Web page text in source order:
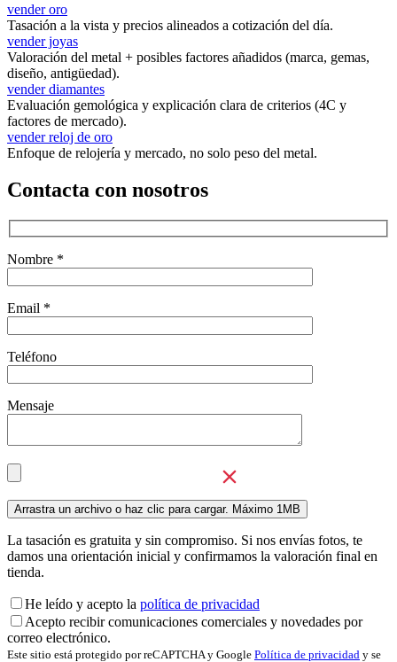
vender oro
Tasación a la vista y precios alineados a cotización del día.
vender joyas
Valoración del metal + posibles factores añadidos (marca, gemas,
diseño, antigüedad).
vender diamantes
Evaluación gemológica y explicación clara de criterios (4C y
factores de mercado).
vender reloj de oro
Enfoque de relojería y mercado, no solo peso del metal.
Contacta con nosotros
Nombre *
Email *
Teléfono
Mensaje
La tasación es gratuita y sin compromiso. Si nos envías fotos, te
damos una orientación inicial y confirmamos la valoración final en
tienda.
He leído y acepto la política de privacidad
Acepto recibir comunicaciones comerciales y novedades por
correo electrónico.
Este sitio está protegido por reCAPTCHA y Google Política de privacidad y se